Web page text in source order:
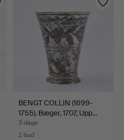
BENGT COLLIN (1699-
1755). Bæger, 1707, Upp…
3 dage
2 bud